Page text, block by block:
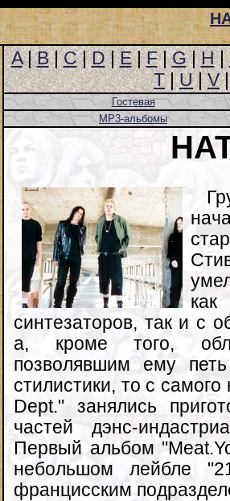
A|B|C|D|E|F|G|H|
T|U|V
Гостевая
MP3-альбомы
синтезаторов, так и с
а, кроме того,
позволявшим ему
стилистики, то с
Dept." занялись
частей дэнс-
Первый альбом
небольшом лейбле
францисским